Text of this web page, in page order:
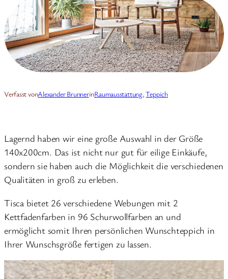
Verfasst vonAlexander BrunnerinRaumausstattung, Teppich
Lagernd haben wir eine große Auswahl in der Größe
140x200cm. Das ist nicht nur gut für eilige Einkäufe,
sondern sie haben auch die Möglichkeit die verschiedenen
Qualitäten in groß zu erleben.
Tisca bietet 26 verschiedene Webungen mit 2
Kettfadenfarben in 96 Schurwollfarben an und
ermöglicht somit Ihren persönlichen Wunschteppich in
Ihrer Wunschsgröße fertigen zu lassen.